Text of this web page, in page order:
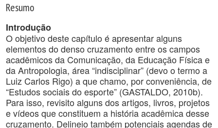
Resumo
Introdução
O objetivo deste capítulo é apresentar alguns
elementos do denso cruzamento entre os campos
acadêmicos da Comunicação, da Educação Física e
da Antropologia, área “indisciplinar” (devo o termo a
Luiz Carlos Rigo) a que chamo, por conveniência, de
“Estudos sociais do esporte” (GASTALDO, 2010b).
Para isso, revisito alguns dos artigos, livros, projetos
e vídeos que constituem a história acadêmica desse
cruzamento. Delineio também potenciais agendas de